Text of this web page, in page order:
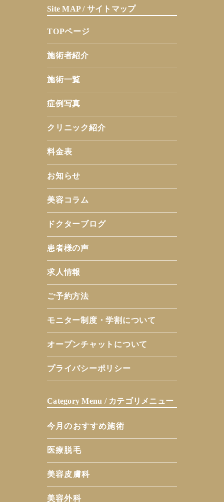
Site MAP / サイトマップ
TOPページ
施術者紹介
施術一覧
症例写真
クリニック紹介
料金表
お知らせ
美容コラム
ドクターブログ
患者様の声
求人情報
ご予約方法
モニター制度・学割について
オープンチャットについて
プライバシーポリシー
Category Menu / カテゴリメニュー
今月のおすすめ施術
医療脱毛
美容皮膚科
美容外科